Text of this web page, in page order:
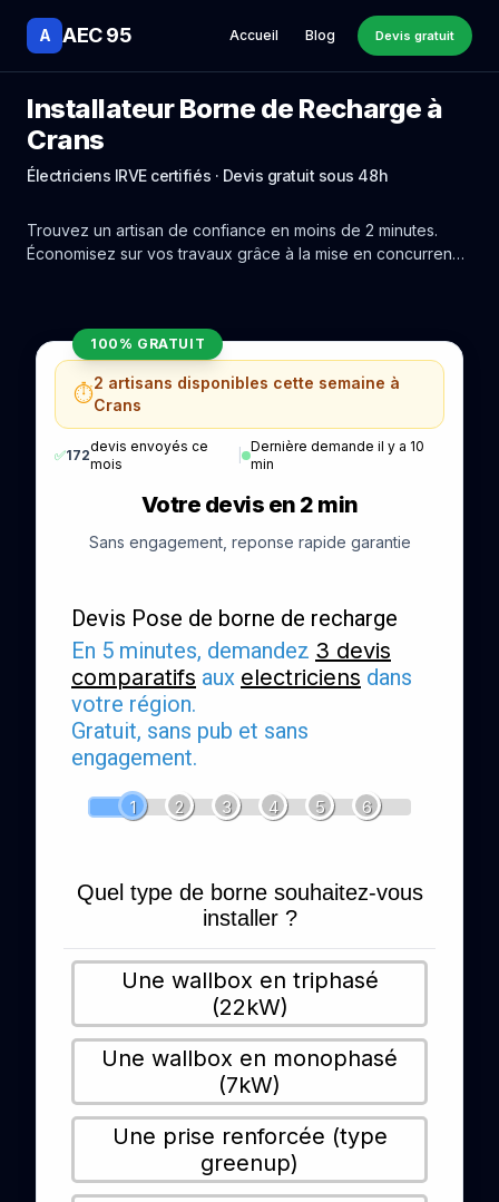
A AEC 95 Accueil Blog Devis gratuit
Installateur Borne de Recharge à
Crans
Électriciens IRVE certifiés · Devis gratuit sous 48h
Trouvez un artisan de confiance en moins de 2 minutes.
Économisez sur vos travaux grâce à la mise en concurrence
100% GRATUIT
⏱️2 artisans disponibles cette semaine à
Crans
✅172
devis envoyés ce
mois
|
Dernière demande il y a 10
min
Votre devis en 2 min
Sans engagement, reponse rapide garantie
Devis Pose de borne de recharge
En 5 minutes, demandez 3 devis
comparatifs aux electriciens dans
votre région.
Gratuit, sans pub et sans
engagement.
1 2 3 4 5 6
Quel type de borne souhaitez-vous
installer ?
Une wallbox en triphasé
(22kW)
Une wallbox en monophasé
(7kW)
Une prise renforcée (type
greenup)